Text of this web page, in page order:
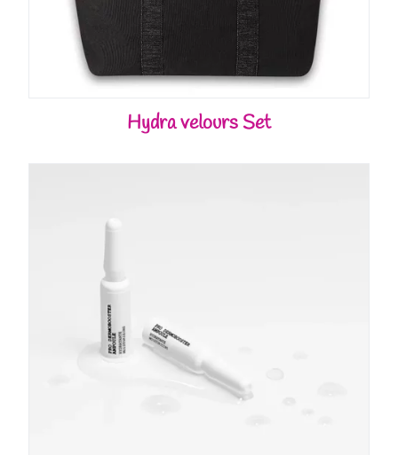
Hydra velours Set